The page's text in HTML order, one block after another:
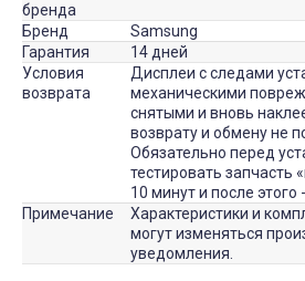
бренда
Бренд
Samsung
Гарантия
14 дней
Условия
возврата
Дисплеи с следами
механическими
снятыми и вновь
возврату и обмену не
Обязательно перед
тестировать запчасть
10 минут и после этого
Примечание
Характеристики и
могут изменяться
уведомления.